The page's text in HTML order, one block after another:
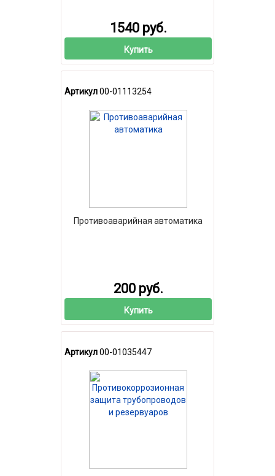
1540 руб.
Купить
Артикул00-01113254
Противоаварийная автоматика
200 руб.
Купить
Артикул00-01035447